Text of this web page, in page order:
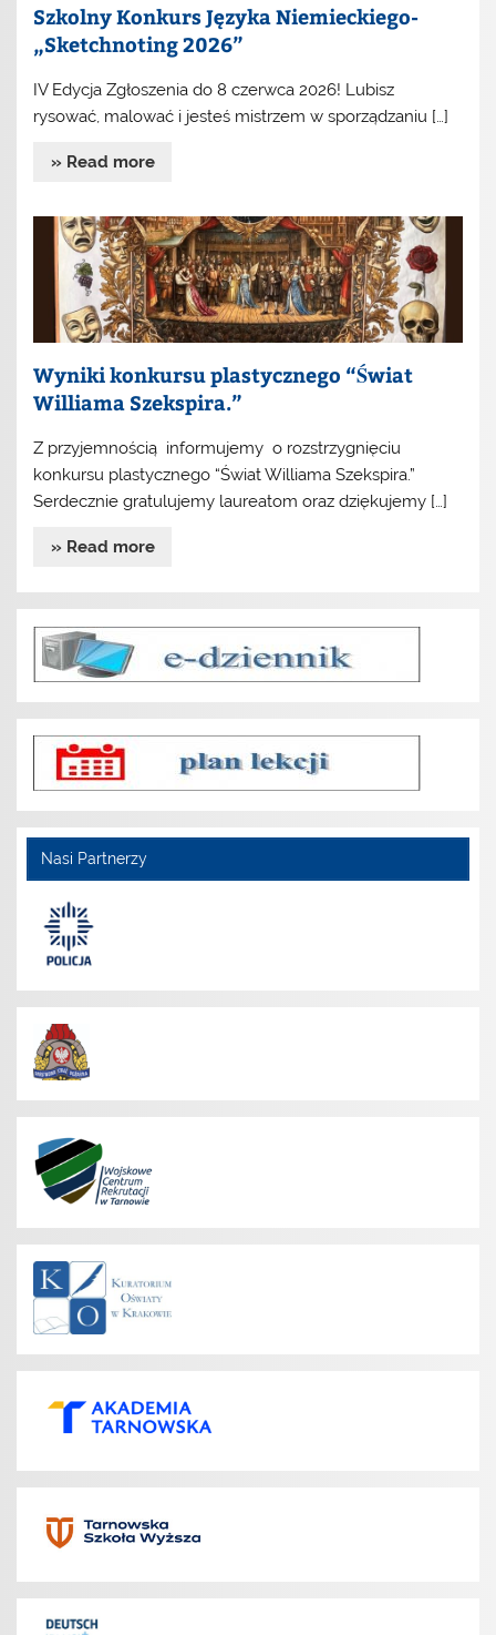
Szkolny Konkurs Języka Niemieckiego-
„Sketchnoting 2026”
IV Edycja Zgłoszenia do 8 czerwca 2026! Lubisz
rysować, malować i jesteś mistrzem w sporządzaniu […]
» Read more
Wyniki konkursu plastycznego “Świat
Williama Szekspira.”
Z przyjemnością informujemy o rozstrzygnięciu
konkursu plastycznego “Świat Williama Szekspira.”
Serdecznie gratulujemy laureatom oraz dziękujemy […]
» Read more
Nasi Partnerzy